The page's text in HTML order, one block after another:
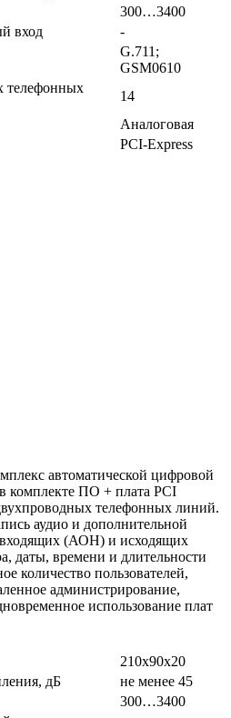
300…3400
вход
-
G.711;
GSM0610
телефонных
14
Аналоговая
PCI-Express
автоматической цифровой
комплекте ПО + плата PCI
телефонных линий.
аудио и дополнительной
(АОН) и исходящих
даты, времени и длительности
количество пользователей,
администрирование,
использование плат
210x90x20
дБ
не менее 45
300…3400